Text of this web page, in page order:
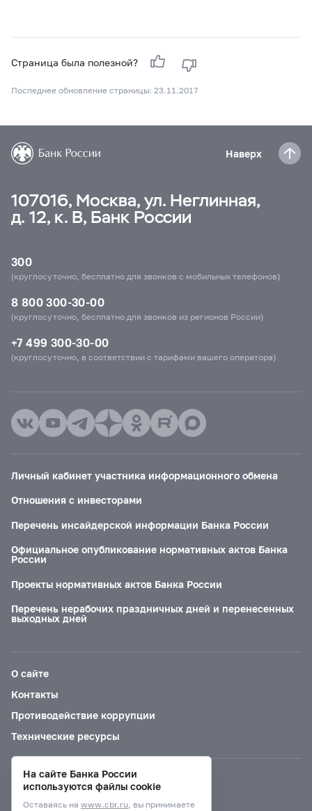
Страница была полезной?
Последнее обновление страницы: 23.11.2017
Наверх
107016, Москва, ул. Неглинная,
д. 12, к. В, Банк России
300
(круглосуточно, бесплатно для звонков с мобильных телефонов)
8 800 300-30-00
(круглосуточно, бесплатно для звонков из регионов России)
+7 499 300-30-00
(круглосуточно, в соответствии с тарифами вашего оператора)
Личный кабинет участника информационного обмена
Отношения с инвесторами
Перечень инсайдерской информации Банка России
Официальное опубликование нормативных актов Банка
России
Проекты нормативных актов Банка России
Перечень нерабочих праздничных дней и перенесенных
выходных дней
О сайте
Контакты
Противодействие коррупции
Технические ресурсы
Версия для слабовидящих
На сайте Банка России
используются файлы cookie
Оставаясь на www.cbr.ru, вы принимаете